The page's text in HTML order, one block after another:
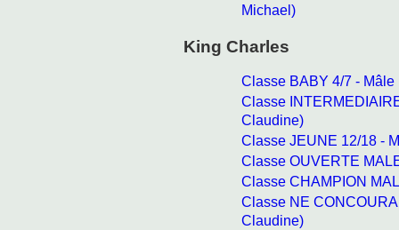
Michael)
King Charles
Classe BABY 4/7 -
Classe
Claudine)
Classe JEUNE 12/18 -
Classe OUVERTE
Classe CHAMPION
Classe NE
Claudine)